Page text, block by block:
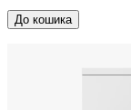
До кошика